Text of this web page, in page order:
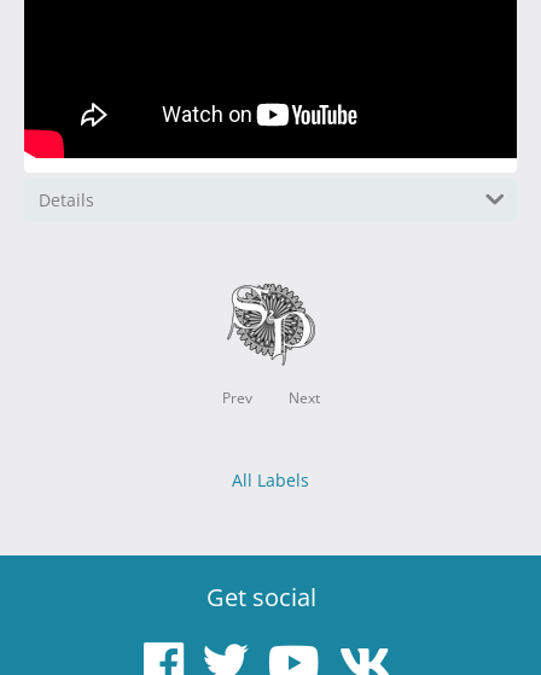
Details
Prev Next
All Labels
Get social